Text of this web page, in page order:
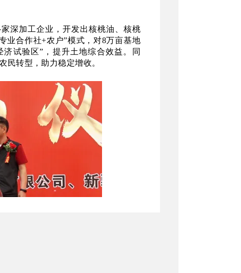
深加工企业，开发出核桃油、核桃
业合作社+农户”模式，对8万亩基地
试验区”，提升土地综合效益。同
民转型，助力稳定增收。